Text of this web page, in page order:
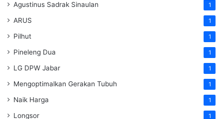
Agustinus Sadrak Sinaulan 1
ARUS 1
Pilhut 1
Pineleng Dua 1
LG DPW Jabar 1
Mengoptimalkan Gerakan Tubuh 1
Naik Harga 1
Longsor 1